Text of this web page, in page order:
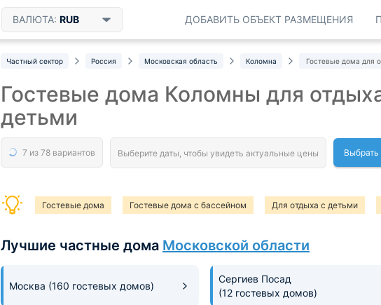
ВАЛЮТА: RUB ДОБАВИТЬ ОБЪЕКТ РАЗМЕЩЕНИЯ
Частный сектор Россия Московская область Коломна Гостевые дома для
Гостевые дома Коломны для
детьми
Выбрать
Гостевые дома Гостевые дома с бассейном Для отдыха с детьми
Лучшие частные дома Московской области
Москва (160 гостевых домов)
Сергиев Посад
(12 гостевых домов)